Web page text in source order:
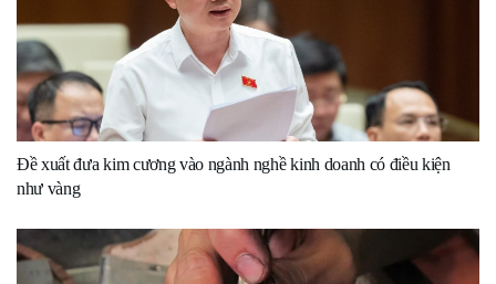
Đề xuất đưa kim cương vào ngành nghề kinh doanh có điều kiện
như vàng